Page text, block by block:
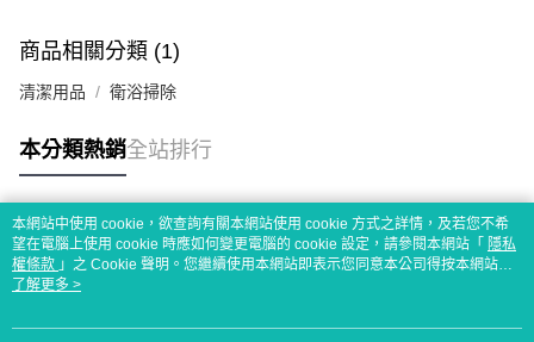
商品相關分類 (1)
清潔用品 衛浴掃除
本分類熱銷全站排行
熱門標籤
本網站中使用 cookie，欲查詢有關本網站使用 cookie 方式之詳情，及若您不希
望在電腦上使用 cookie 時應如何變更電腦的 cookie 設定，請參閱本網站「 隱私
權條款 」之 Cookie 聲明。您繼續使用本網站即表示您同意本公司得按本網站使
用條款之 Cookie 聲明使用 cookie。
了解更多 >